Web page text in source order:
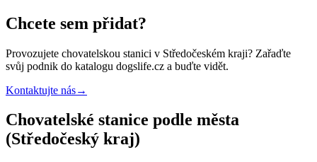
Chcete sem přidat?
Provozujete chovatelskou stanici v Středočeském kraji? Zařaďte
svůj podnik do katalogu dogslife.cz a buďte vidět.
Kontaktujte nás→
Chovatelské stanice podle města
(Středočeský kraj)